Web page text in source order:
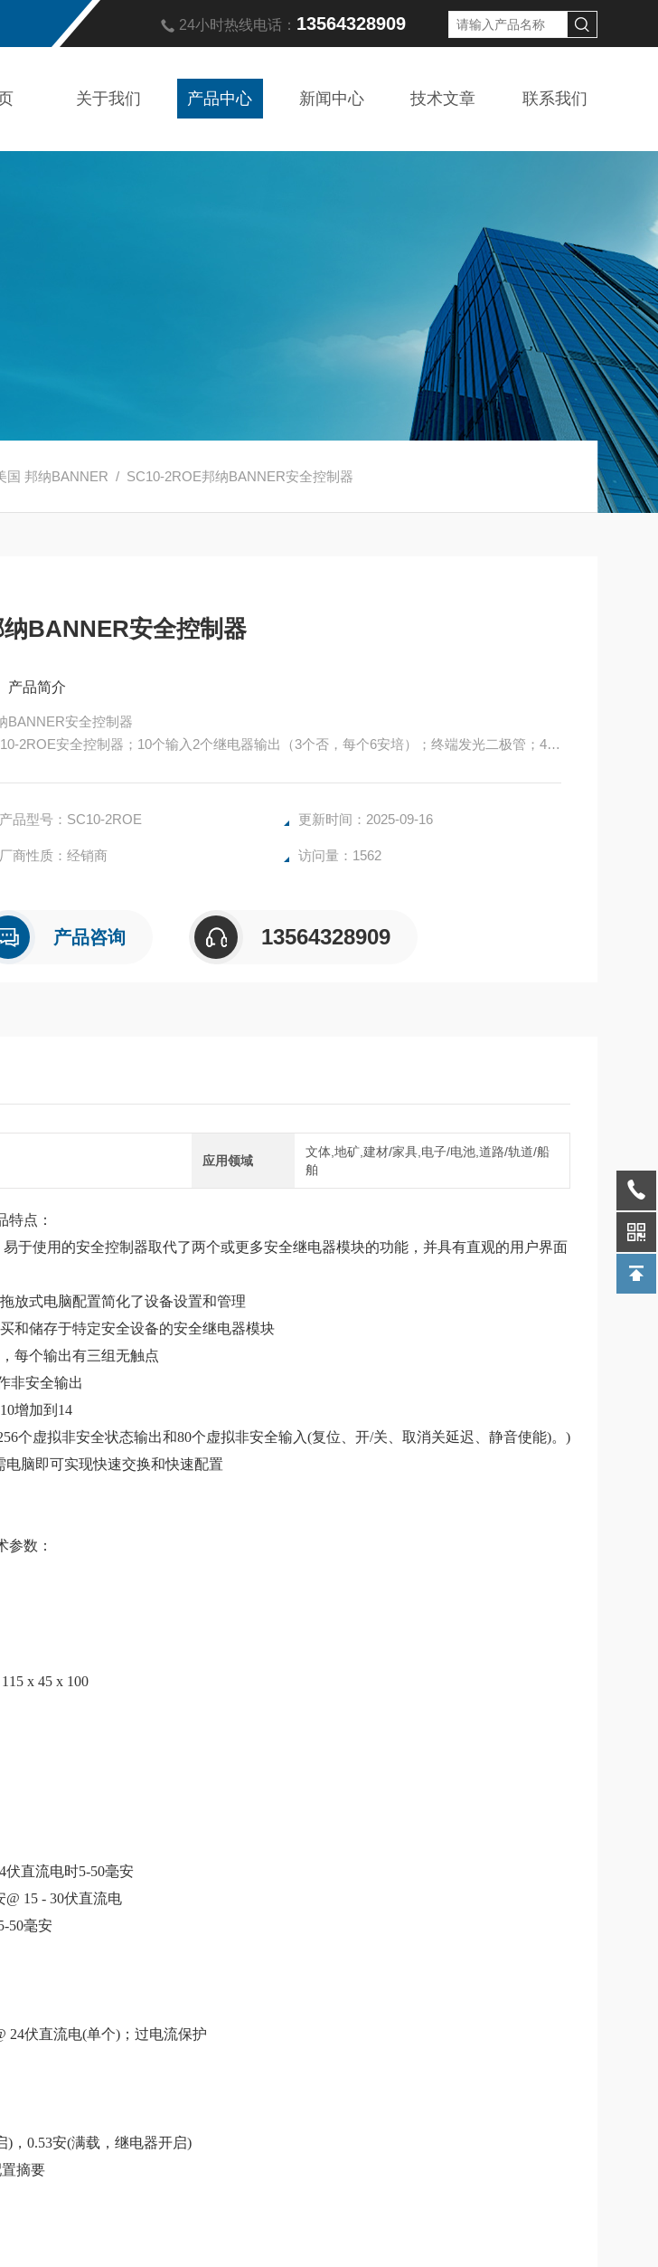
24小时热线电话： 13564328909
关于我们 产品中心 新闻中心 技术文章 联系我们
国 邦纳BANNER / SC10-2ROE邦纳BANNER安全控制器
BANNER安全控制器
产品简介
BANNER安全控制器
2ROE安全控制器；10个输入2个继电器输出（3个否，每个6安培）；终端发光二极管；4可
产品型号：SC10-2ROE 更新时间：2025-09-16
厂商性质：经销商 访问量：1562
产品咨询 13564328909
应用领域
文体,地矿,建材/家具,电子/电池,道路/轨道/船
舶
特点：
于使用的安全控制器取代了两个或更多安全继电器模块的功能，并具有直观的用户界面
放式电脑配置简化了设备设置和管理
和储存于特定安全设备的安全继电器模块
每个输出有三组无触点
非安全输出
增加到14
个虚拟非安全状态输出和80个虚拟非安全输入(复位、开/关、取消关延迟、静音使能)。)
电脑即可实现快速交换和快速配置
参数：
x 45 x 100
伏直流电时5-50毫安
15 - 30伏直流电
50毫安
24伏直流电(单个)；过电流保护
)，0.53安(满载，继电器开启)
摘要